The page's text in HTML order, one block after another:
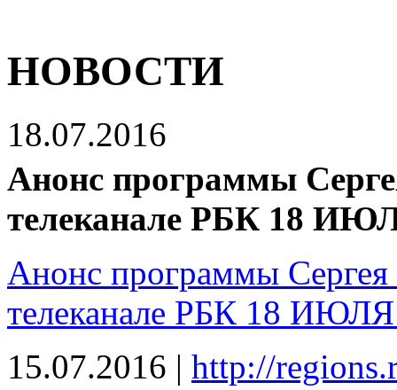
НОВОСТИ
18.07.2016
Анонс программы
телеканале РБК 18
Анонс программы Сергея
телеканале РБК 18
15.07.2016 | http://